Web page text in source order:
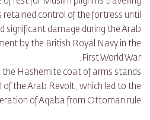
control of the fortress until
significant damage during the Arab
by the British Royal Navy in the
First World War.
Hashemite coat of arms stands
of the Arab Revolt, which led to the
of Aqaba from Ottoman rule.